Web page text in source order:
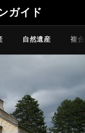
ガイド
自然遺産 複